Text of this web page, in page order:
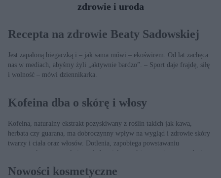
zdrowie i uroda
Recepta na zdrowie Beaty Sadowskiej
Jest zapaloną biegaczką i – jak sama mówi – ekoświrem. Od lat zachęca
nas w mediach, abyśmy żyli „aktywnie bardzo”. – Sport daje frajdę, siłę
i wolność – mówi dziennikarka.
Kofeina dba o skórę i włosy
Kofeina, naturalny ekstrakt pozyskiwany z roślin takich jak kawa,
herbata czy guarana, ma dobroczynny wpływ na wygląd i zdrowie skóry
twarzy i ciała oraz włosów. Dotlenia, zapobiega powstawaniu
zmarszczek, wyszczupla i wygładza ciało, a także ogranicza wypadanie
Nowości kosmetyczne